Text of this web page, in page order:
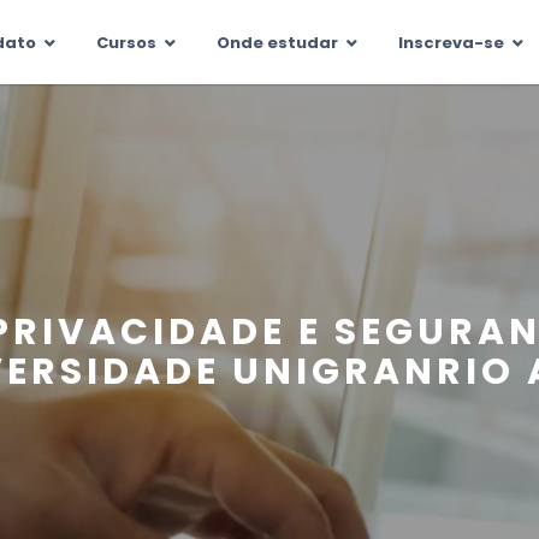
Cursos Onde estudar Inscreva-se
E
UNIGRANRIO